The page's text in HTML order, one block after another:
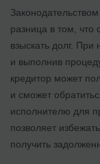
разница в том,
взыскать долг.
и выполнив
кредитор может
и сможет
исполнителю для
позволяет
получить